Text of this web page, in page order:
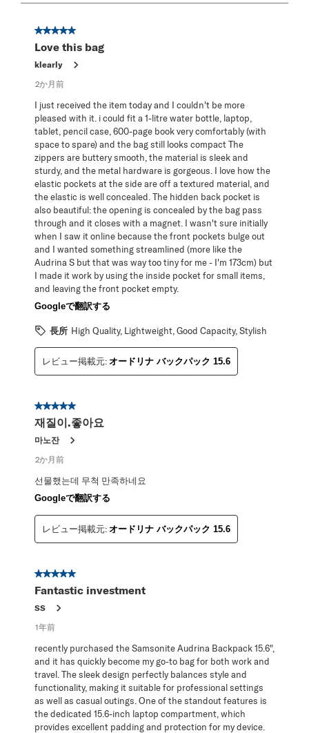
ー。
星5／5個です。
Love this bag
klearly
2か月前
I just received the item today and I couldn't be more
pleased with it. i could fit a 1-litre water bottle, laptop,
tablet, pencil case, 600-page book very comfortably (with
space to spare) and the bag still looks compact The
zippers are buttery smooth, the material is sleek and
sturdy, and the metal hardware is gorgeous. I love how the
elastic pockets at the side are off a textured material, and
the elastic is well concealed. The hidden back pocket is
also beautiful: the opening is concealed by the bag pass
through and it closes with a magnet. I wasn't sure initially
when I saw it online because the front pockets bulge out
and I wanted something streamlined (more like the
Audrina S but that was way too tiny for me - I'm 173cm) but
I made it work by using the inside pocket for small items,
and leaving the front pocket empty.
Googleで翻訳する
長所 High Quality, Lightweight, Good Capacity, Stylish
レビュー掲載元: オードリナ バックパック 15.6
星5／5個です。
재질이.좋아요
마노잔
2か月前
선물했는데 무척 만족하네요
Googleで翻訳する
レビュー掲載元: オードリナ バックパック 15.6
星5／5個です。
Fantastic investment
SS
1年前
recently purchased the Samsonite Audrina Backpack 15.6",
and it has quickly become my go-to bag for both work and
travel. The sleek design perfectly balances style and
functionality, making it suitable for professional settings
as well as casual outings. One of the standout features is
the dedicated 15.6-inch laptop compartment, which
provides excellent padding and protection for my device.